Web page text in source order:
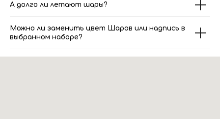
А долго ли летают шары?
Можно ли заменить цвет Шаров или надпись в
выбранном наборе?